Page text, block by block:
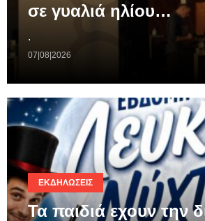
σε γυαλιά ηλίου…
.
07|08|2026
ΕΚΔΗΛΏΣΕΙΣ
Τα παιδιά εχουν την